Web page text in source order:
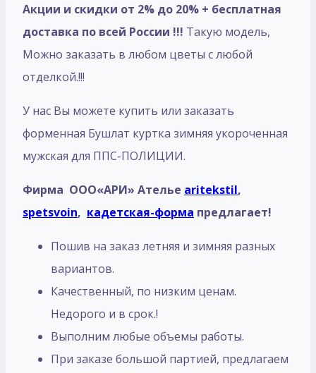
Акции и скидки от 2% до 20% + бесплатная
доставка по всей России !!! Такую модель,
Mожно заказать в любом цветы с любой
отделкой.!!!
У нас Вы можете купить или заказать
форменная Бушлат куртка зимняя укороченная
мужская для ППС-ПОЛИЦИИ.
Фирма ООО«АРИ» Ателье aritekstil,
spetsvoin, кадетская-форма предлагает!
Пошив на заказ летняя и зимняя разных
вариантов.
Качественный, по низким ценам.
Недорого и в срок.!
Выполним любые объемы работы.
При заказе большой партией, предлагаем